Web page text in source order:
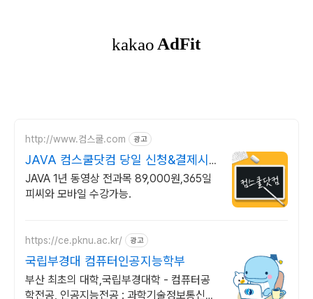
http://www.컴스쿨.com 광고
JAVA 컴스쿨닷컴 당일 신청&결제시
기프티콘!
JAVA 1년 동영상 전과목 89,000원,365일
피씨와 모바일 수강가능.
https://ce.pknu.ac.kr/ 광고
국립부경대 컴퓨터인공지능학부
부산 최초의 대학,국립부경대학 - 컴퓨터공
학전공, 인공지능전공 : 과학기술정보통신부